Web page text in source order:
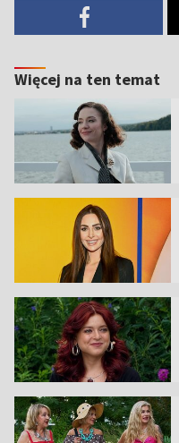
Więcej na ten temat